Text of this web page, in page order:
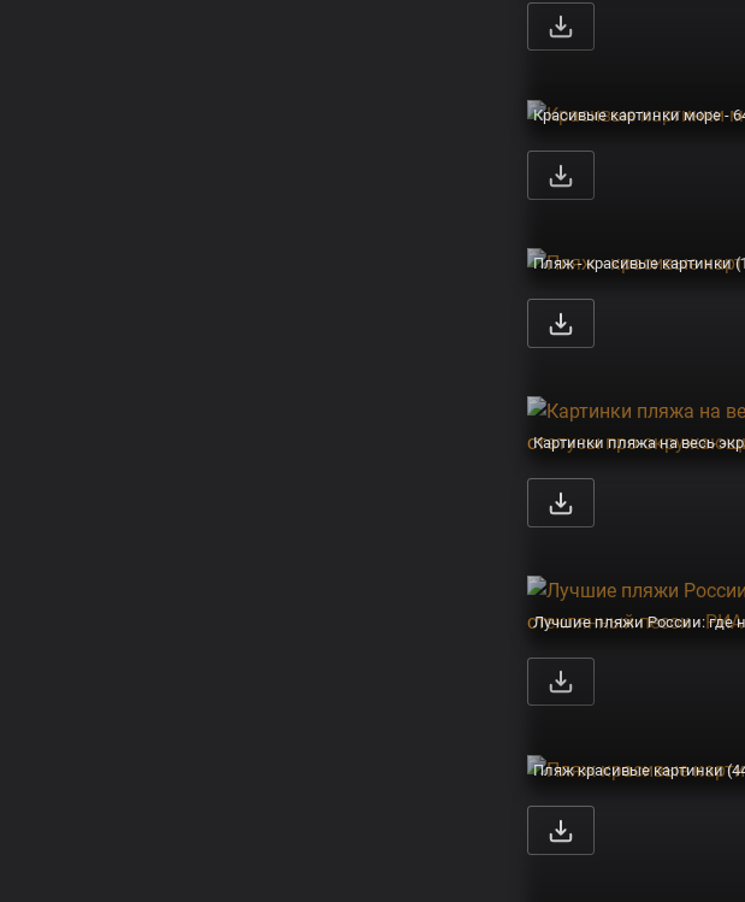
Красивые картинки море -
Пляж - красивые картинки
Пляж красивые картинки